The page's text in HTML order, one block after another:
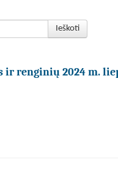
Ieškoti
ir renginių 2024 m.